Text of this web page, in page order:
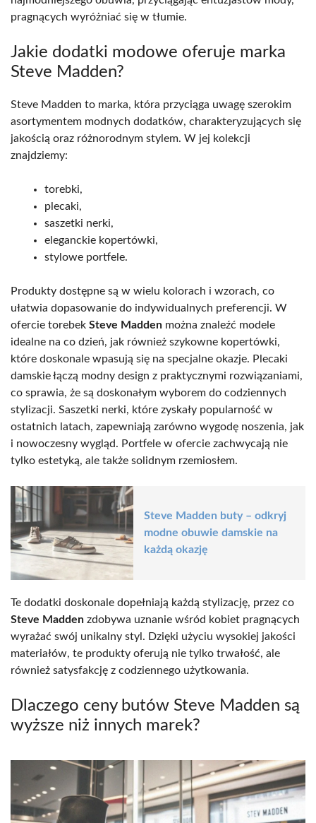
pragnących wyróżniać się w tłumie.
Jakie dodatki modowe oferuje marka
Steve Madden?
Steve Madden to marka, która przyciąga uwagę szerokim
asortymentem modnych dodatków, charakteryzujących się
jakością oraz różnorodnym stylem. W jej kolekcji
znajdziemy:
torebki,
plecaki,
saszetki nerki,
eleganckie kopertówki,
stylowe portfele.
Produkty dostępne są w wielu kolorach i wzorach, co
ułatwia dopasowanie do indywidualnych preferencji. W
ofercie torebek Steve Madden można znaleźć modele
idealne na co dzień, jak również szykowne kopertówki,
które doskonale wpasują się na specjalne okazje. Plecaki
damskie łączą modny design z praktycznymi rozwiązaniami,
co sprawia, że są doskonałym wyborem do codziennych
stylizacji. Saszetki nerki, które zyskały popularność w
ostatnich latach, zapewniają zarówno wygodę noszenia, jak
i nowoczesny wygląd. Portfele w ofercie zachwycają nie
tylko estetyką, ale także solidnym rzemiosłem.
Steve Madden buty – odkryj
modne obuwie damskie na
każdą okazję
Te dodatki doskonale dopełniają każdą stylizację, przez co
Steve Madden zdobywa uznanie wśród kobiet pragnących
wyrażać swój unikalny styl. Dzięki użyciu wysokiej jakości
materiałów, te produkty oferują nie tylko trwałość, ale
również satysfakcję z codziennego użytkowania.
Dlaczego ceny butów Steve Madden są
wyższe niż innych marek?